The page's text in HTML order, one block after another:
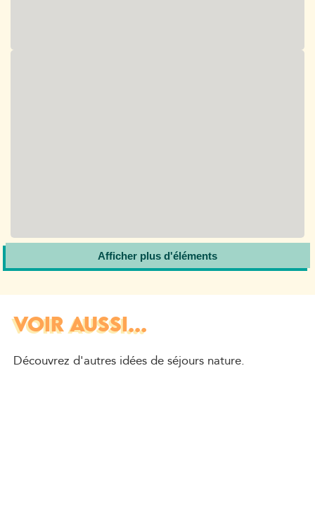
Afficher plus d'éléments
VOIR AUSSI...
Découvrez d'autres idées de séjours nature.